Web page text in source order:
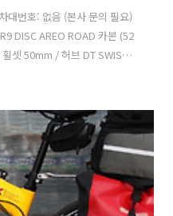
대번호: 없음 (본사 문의 필요)
DISC AREO ROAD 카본 (52
셋 50mm / 허브 DT SWISS
계 : SRAM RED ETAP AXS
본) 스템 : Deda VINCI DNA
(카본) 바테잎 : 레더 터
가 큰맘 먹고 조립.... 평생 안